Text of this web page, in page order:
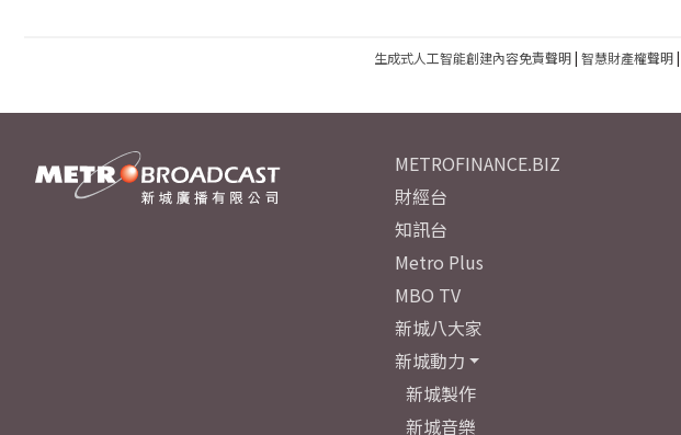
生成式人工智能創建內容免責聲明| 智慧財產權聲明|
METROFINANCE.BIZ
財經台
知訊台
Metro Plus
MBO TV
新城八大家
新城動力
新城製作
新城音樂